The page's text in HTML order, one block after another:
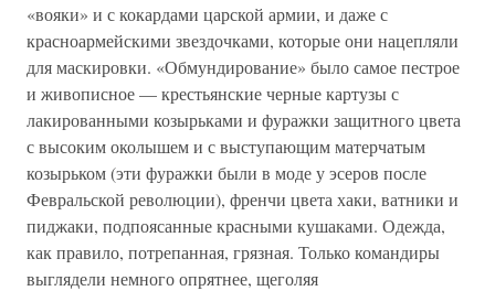
«вояки» и с кокардами царской армии, и даже с
красноармейскими звездочками, которые они нацепляли
для маскировки. «Обмундирование» было самое пестрое
и живописное — крестьянские черные картузы с
лакированными козырьками и фуражки защитного цвета
с высоким околышем и с выступающим матерчатым
козырьком (эти фуражки были в моде у эсеров после
Февральской революции), френчи цвета хаки, ватники и
пиджаки, подпоясанные красными кушаками. Одежда,
как правило, потрепанная, грязная. Только командиры
выглядели немного опрятнее, щеголяя